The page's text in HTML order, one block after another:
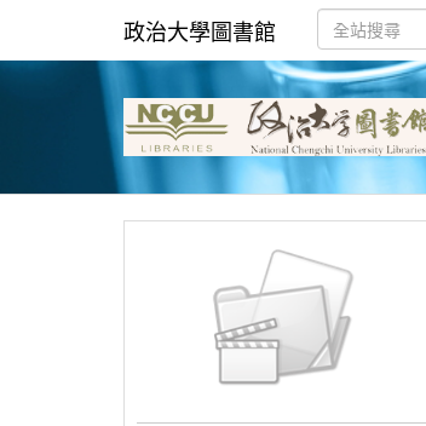
政治大學圖書館